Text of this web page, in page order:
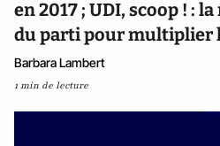
en 2017 ; UDI, scoop ! :
du parti pour multiplier
Barbara Lambert
1 min de lecture